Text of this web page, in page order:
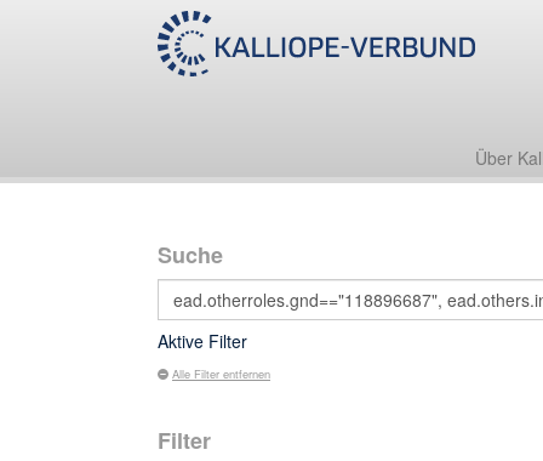
Über
Suche
Aktive Filter
Alle Filter entfernen
Filter